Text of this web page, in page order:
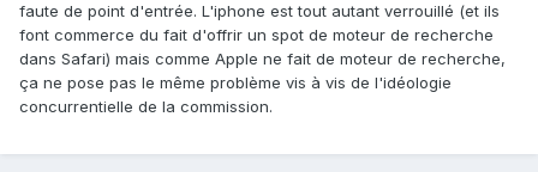
faute de point d'entrée. L'iphone est tout autant verrouillé (et ils
font commerce du fait d'offrir un spot de moteur de recherche
dans Safari) mais comme Apple ne fait de moteur de recherche,
ça ne pose pas le même problème vis à vis de l'idéologie
concurrentielle de la commission.